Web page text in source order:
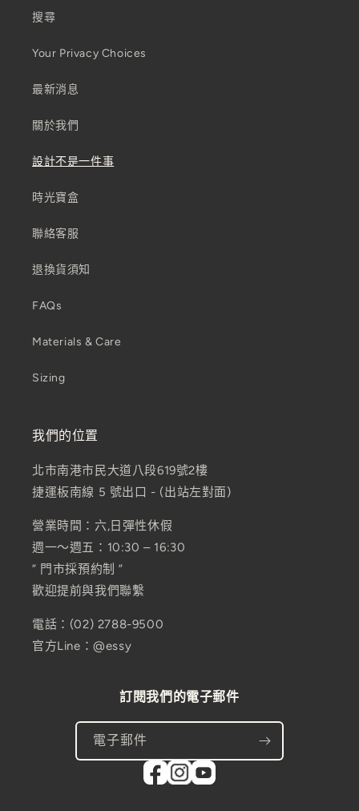
搜尋
Your Privacy Choices
最新消息
關於我們
設計不是一件事
時光寶盒
聯絡客服
退換貨須知
FAQs
Materials & Care
Sizing
我們的位置
北市南港市民大道八段619號2樓
捷運板南線 5 號出口 - (出站左對面)
營業時間：六,日彈性休假
週一～週五：10:30 – 16:30
” 門市採預約制 ”
歡迎提前與我們聯繫
電話：(02) 2788-9500
官方Line：@essy
訂閱我們的電子郵件
電子郵件